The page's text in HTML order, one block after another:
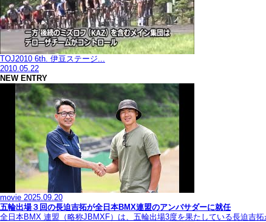
TOJ2010 6th. 伊豆ステージ...
2010.05.22
NEW ENTRY
movie 2025.09.20
五輪出場３回の長迫吉拓が全日本BMX連盟のアンバサダーに就任
全日本BMX 連盟（略称JBMXF）は、五輪出場3度を果たしている長迫吉